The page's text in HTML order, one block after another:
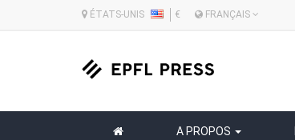
ÉTATS-UNIS € FRANÇAIS
A PROPOS